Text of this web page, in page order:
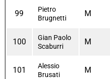
99
Pietro
Brugnetti
M
100
Gian Paolo
Scaburri
M
101
Alessio
Brusati
M